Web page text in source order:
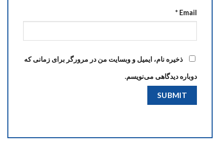
Email
*
ذخیره نام، ایمیل و وبسایت من در مرورگر برای زمانی که
دوباره دیدگاهی می‌نویسم.